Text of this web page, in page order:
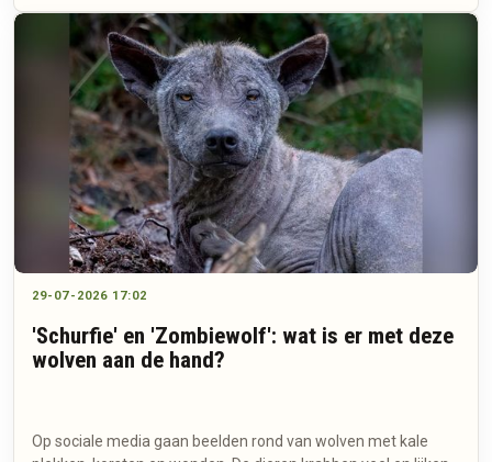
29-07-2026 17:02
'Schurfie' en 'Zombiewolf': wat is er met deze
wolven aan de hand?
Op sociale media gaan beelden rond van wolven met kale